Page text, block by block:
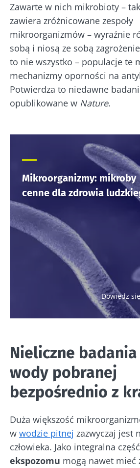
Zawarte w nich mikrobioty –
zawiera zróżnicowane zespoły
mikroorganizmów – wyraźnie
sobą i niosą ze sobą
to nie wszystko – populacje te
mechanizmy oporności na
Potwierdza to niedawne
opublikowane w Nature.
Mikroorganizmy: mikroby
cenne dla zdrowia
Dowiedz
Nieliczne
wody pobranej
bezpośrednio z
Duża większość
w wodzie pitnej zazwyczaj jest
człowieka. Jako integralna część
ekspozomu mogą nawet mieć